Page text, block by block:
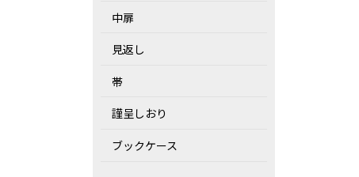
中扉
見返し
帯
謹呈しおり
ブックケース